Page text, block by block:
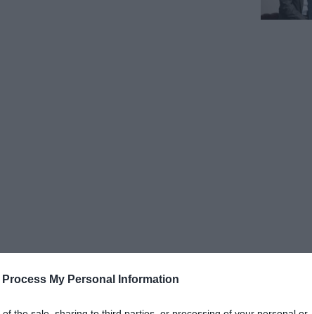
Process My Personal Information